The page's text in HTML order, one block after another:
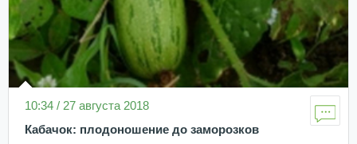
10:34 / 27 августа 2018
Кабачок: плодоношение до заморозков